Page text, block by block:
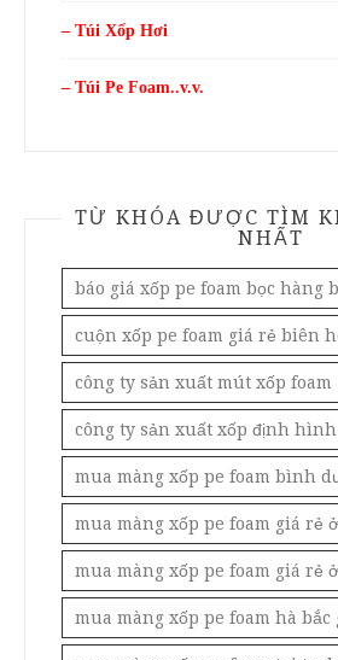
– Túi Xốp Hơi
– Túi Pe Foam..v.v.
TỪ KHÓA ĐƯỢC TÌM
NHẤT
báo giá xốp pe foam bọc hàng
cuộn xốp pe foam giá rẻ biên
công ty sản xuất mút xốp foam
công ty sản xuất xốp định hình
mua màng xốp pe foam bình
mua màng xốp pe foam giá rẻ
mua màng xốp pe foam giá rẻ
mua màng xốp pe foam hà bắc